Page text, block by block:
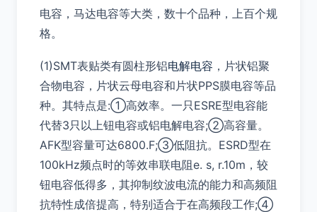
电容，马达电容等大类，数十个品种，上百个规
格。
(1)SMT表贴类有圆柱形铝电解电容 ，片状铝聚
合物电容，片状云母电容和片状PPS膜电容等品
种。其特点是:①高效率。一只ESRE型电容能
代替3只以上钮电容或铝电解电容;②高容量。
AFK型容量可达6800.F;③低阻抗。ESRD型在
100kHz频点时的等效串联电阻e. s, r.10m，较
钮电容低得多，其抑制纹波电流的能力和高频阻
抗特性成倍提高，特别适合于在高频段工作;④